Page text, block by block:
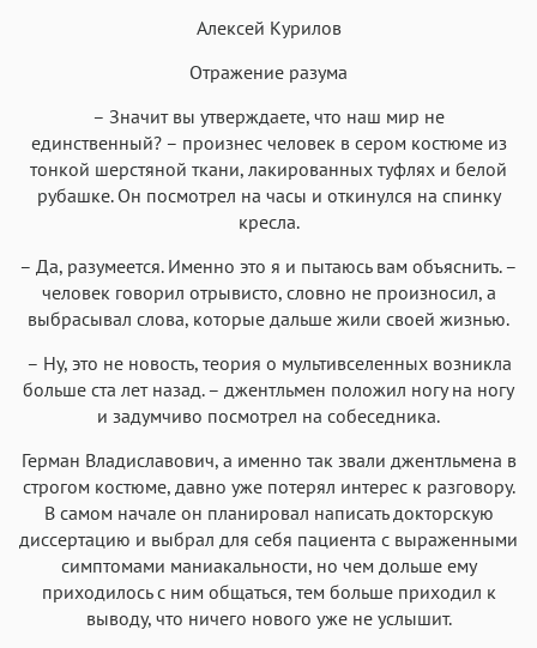
Garamond Fira Sans Times
Аа
Iowan
Аа
San Francisco Аа
SF Serif Аа
New York
Аа
Helvetica Neue
Аа Аа Аа
Аа
Courier
Аа Аа Аа
Алексей Курилов
Отражение разума
– Значит вы утверждаете, что наш мир не
единственный? – произнес человек в сером костюме из
тонкой шерстяной ткани, лакированных туфлях и белой
рубашке. Он посмотрел на часы и откинулся на спинку
кресла.
– Да, разумеется. Именно это я и пытаюсь вам объяснить. –
человек говорил отрывисто, словно не произносил, а
выбрасывал слова, которые дальше жили своей жизнью.
– Ну, это не новость, теория о мультивселенных возникла
больше ста лет назад. – джентльмен положил ногу на ногу
и задумчиво посмотрел на собеседника.
Герман Владиславович, а именно так звали джентльмена в
строгом костюме, давно уже потерял интерес к разговору.
В самом начале он планировал написать докторскую
диссертацию и выбрал для себя пациента с выраженными
симптомами маниакальности, но чем дольше ему
приходилось с ним общаться, тем больше приходил к
выводу, что ничего нового уже не услышит.